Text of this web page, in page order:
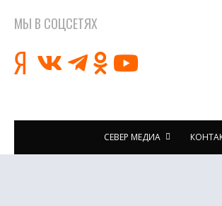
МЫ В СОЦСЕТЯХ
СЕВЕР МЕДИА